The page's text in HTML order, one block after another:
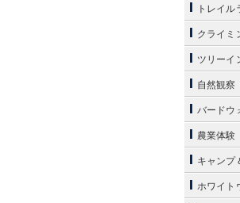
トレイ
クライミ
ツリーイ
自然観察
バードウ
農業体験
キャンプ
ホワイト